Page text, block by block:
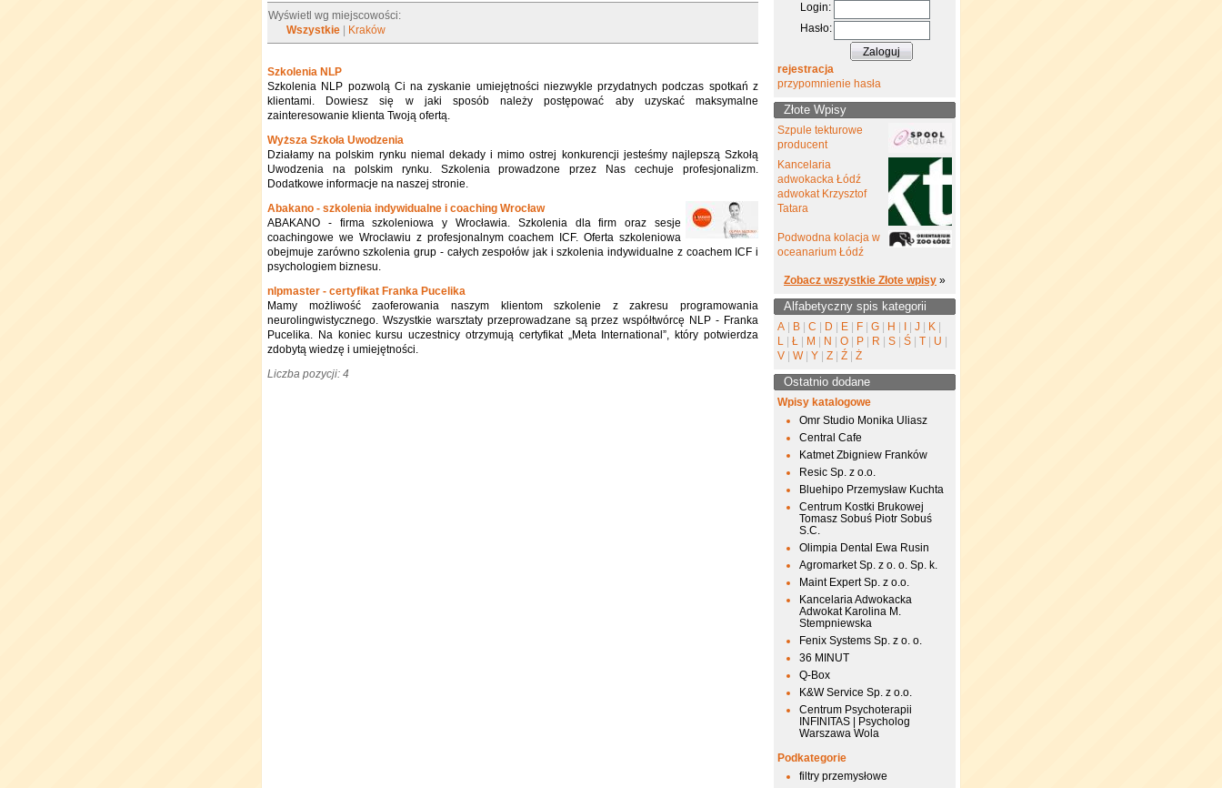
Wyświetl wg miejscowości:
Wszystkie
Kraków
Szkolenia NLP
Szkolenia NLP pozwolą Ci na zyskanie umiejętności niezwykle przydatnych podczas spotkań z
klientami. Dowiesz się w jaki sposób należy postępować aby uzyskać maksymalne
zainteresowanie klienta Twoją ofertą.
Wyższa Szkoła Uwodzenia
Działamy na polskim rynku niemal dekady i mimo ostrej konkurencji jesteśmy najlepszą Szkołą
Uwodzenia na polskim rynku. Szkolenia prowadzone przez Nas cechuje profesjonalizm.
Dodatkowe informacje na naszej stronie.
Abakano - szkolenia indywidualne i coaching Wrocław
ABAKANO - firma szkoleniowa y Wrocławia. Szkolenia dla firm oraz sesje
coachingowe we Wrocławiu z profesjonalnym coachem ICF. Oferta szkoleniowa
obejmuje zarówno szkolenia grup - całych zespołów jak i szkolenia indywidualne z coachem ICF i
psychologiem biznesu.
nlpmaster - certyfikat Franka Pucelika
Mamy możliwość zaoferowania naszym klientom szkolenie z zakresu programowania
neurolingwistycznego. Wszystkie warsztaty przeprowadzane są przez współtwórcę NLP - Franka
Pucelika. Na koniec kursu uczestnicy otrzymują certyfikat „Meta International”, który potwierdza
zdobytą wiedzę i umiejętności.
Liczba pozycji: 4
Login:
Hasło:
rejestracja
przypomnienie hasła
Złote Wpisy
Szpule tekturowe
producent
Kancelaria
adwokacka Łódź
adwokat Krzysztof
Tatara
Podwodna kolacja w
oceanarium Łódź
Zobacz wszystkie Złote wpisy »
Alfabetyczny spis kategorii
A B C D E F G H J K
L
Ł M N O P R S Ś T U
V
W Y Z Ź Ż
Ostatnio dodane
Wpisy katalogowe
Omr Studio Monika Uliasz
Central Cafe
Katmet Zbigniew Franków
Resic Sp. z o.o.
Bluehipo Przemysław Kuchta
Centrum Kostki Brukowej
Tomasz Sobuś Piotr Sobuś
S.C.
Olimpia Dental Ewa Rusin
Agromarket Sp. z o. o. Sp. k.
Maint Expert Sp. z o.o.
Kancelaria Adwokacka
Adwokat Karolina M.
Stempniewska
Fenix Systems Sp. z o. o.
36 MINUT
Q-Box
K&W Service Sp. z o.o.
Centrum Psychoterapii
INFINITAS | Psycholog
Warszawa Wola
Podkategorie
filtry przemysłowe